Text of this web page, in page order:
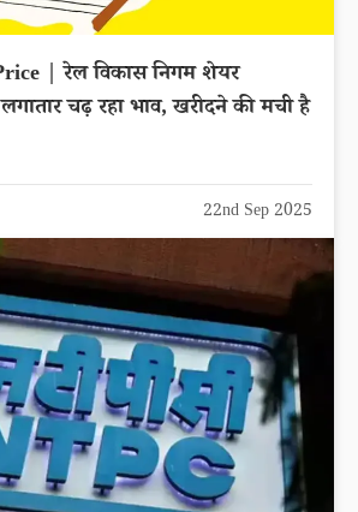
| रेल विकास निगम शेयर
चढ़ रहा भाव, खरीदने की मची है
22nd Sep 2025